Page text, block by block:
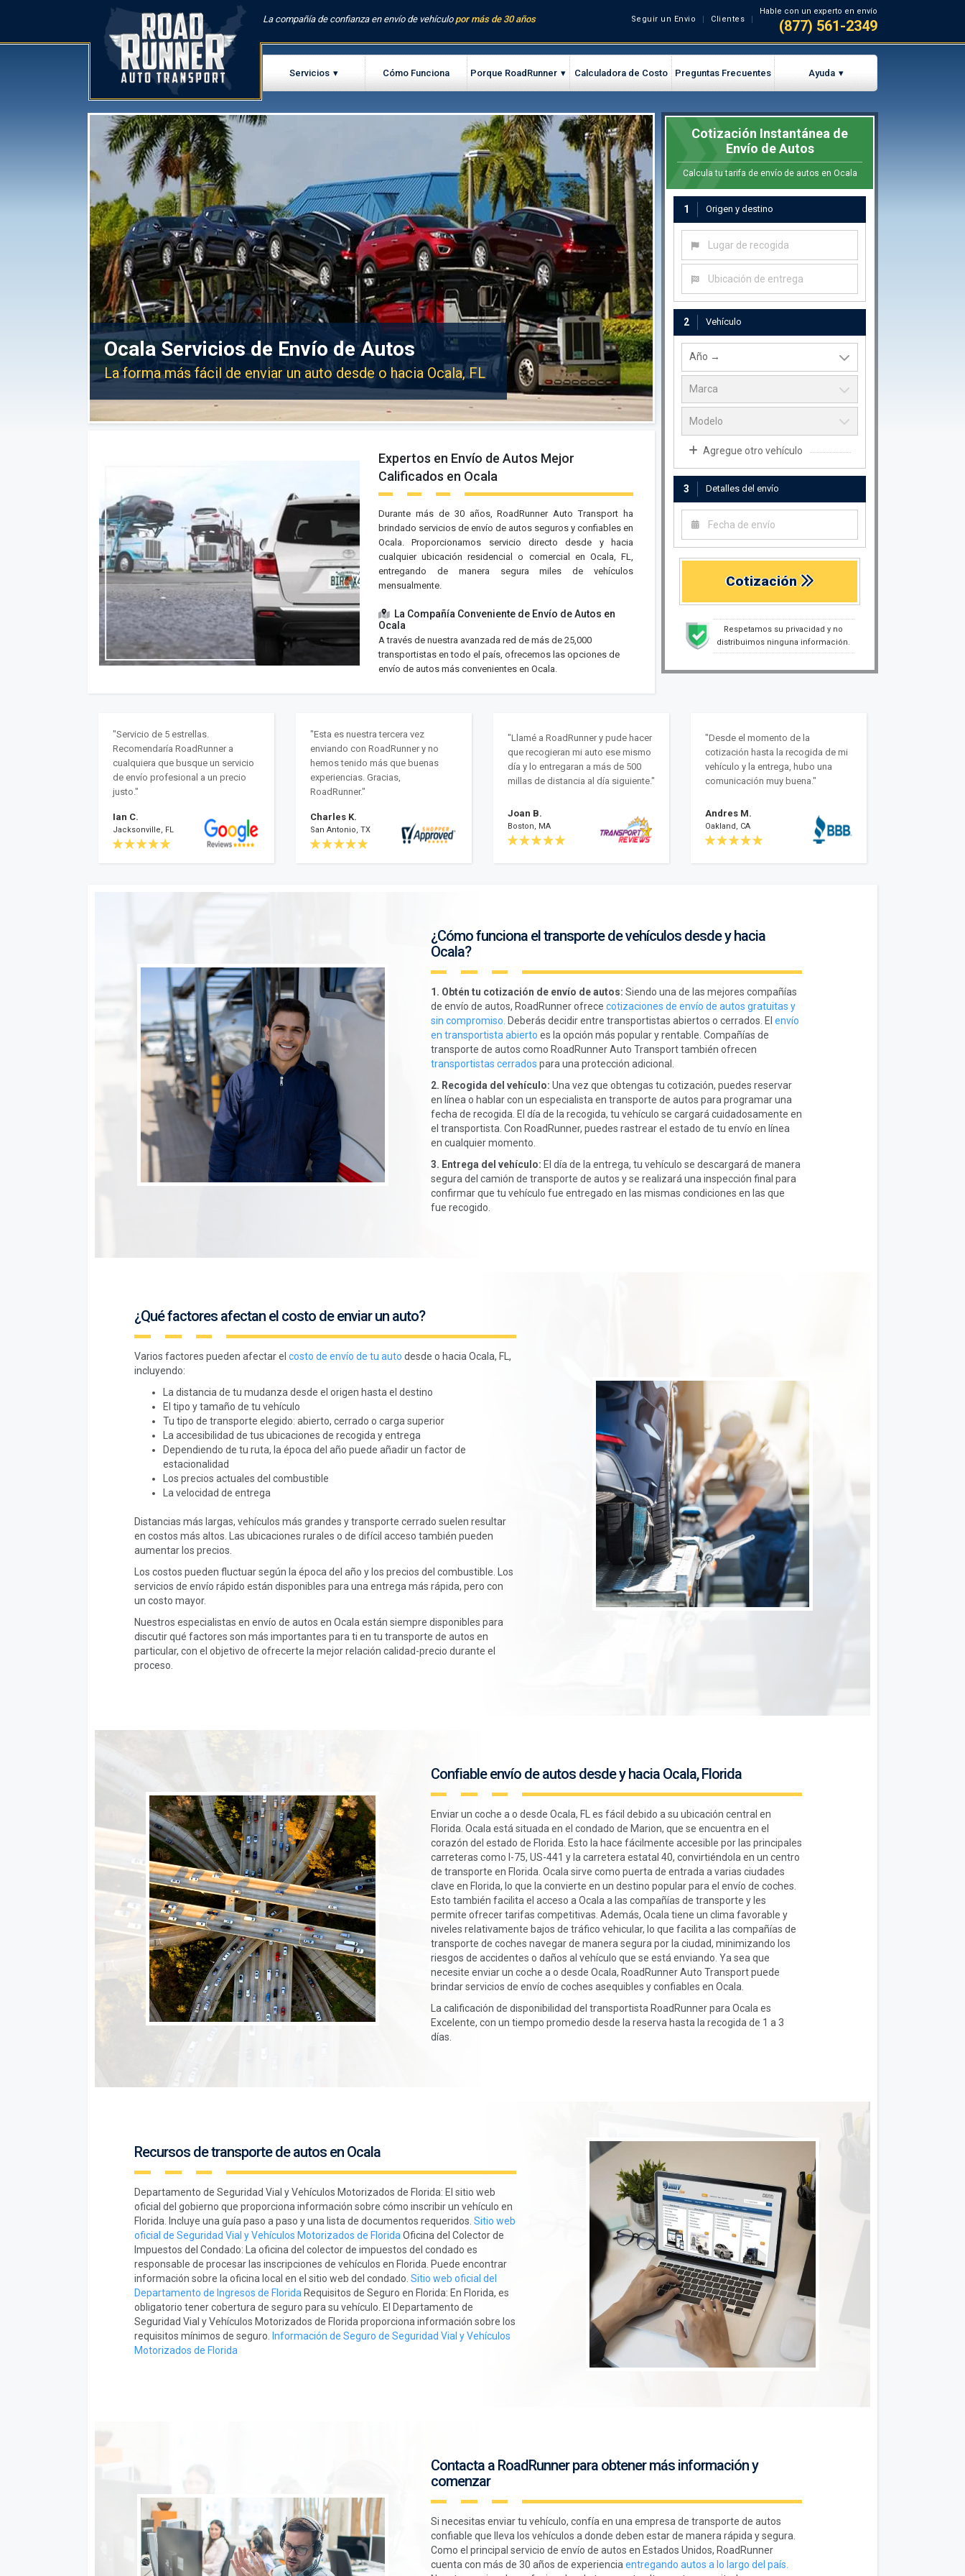
La compañía de confianza en envío de vehículopor más de 30 años Seguir un Envio Clientes
Hable con un experto en envío
(877) 561-2349
Servicios Cómo Funciona Porque RoadRunner Calculadora de Costo Preguntas Frecuentes Ayuda
Ocala Servicios de Envío de Autos
La forma más fácil de enviar un auto desde o hacia Ocala, FL
Expertos en Envío de Autos Mejor
Calificados en Ocala
Durante más de 30 años, RoadRunner Auto Transport ha
brindado servicios de envío de autos seguros y confiables en
Ocala. Proporcionamos servicio directo desde y hacia
cualquier ubicación residencial o comercial en Ocala, FL,
entregando de manera segura miles de vehículos
mensualmente.
La Compañía Conveniente de Envío de Autos en
Ocala
A través de nuestra avanzada red de más de 25,000
transportistas en todo el país, ofrecemos las opciones de
envío de autos más convenientes en Ocala.
Cotización Instantánea de
Envío de Autos
Calcula tu tarifa de envío de autos en Ocala
1 Origen y destino
Lugar de recogida
Ubicación de entrega
2 Vehículo
Agregue otro vehículo
3 Detalles del envío
Cotización
Respetamos su privacidad y no
distribuimos ninguna información.
"Servicio de 5 estrellas.
Recomendaría RoadRunner a
cualquiera que busque un servicio
de envío profesional a un precio
justo."
Ian C.
Jacksonville, FL
"Esta es nuestra tercera vez
enviando con RoadRunner y no
hemos tenido más que buenas
experiencias. Gracias,
RoadRunner."
Charles K.
San Antonio, TX
"Llamé a RoadRunner y pude hacer
que recogieran mi auto ese mismo
día y lo entregaran a más de 500
millas de distancia al día siguiente."
Joan B.
Boston, MA
"Desde el momento de la
cotización hasta la recogida de mi
vehículo y la entrega, hubo una
comunicación muy buena."
Andres M.
Oakland, CA
¿Cómo funciona el transporte de vehículos desde y hacia
Ocala?
1. Obtén tu cotización de envío de autos: Siendo una de las mejores compañías
de envío de autos, RoadRunner ofrece cotizaciones de envío de autos gratuitas y
sin compromiso. Deberás decidir entre transportistas abiertos o cerrados. El envío
en transportista abierto es la opción más popular y rentable. Compañías de
transporte de autos como RoadRunner Auto Transport también ofrecen
transportistas cerrados para una protección adicional.
2. Recogida del vehículo: Una vez que obtengas tu cotización, puedes reservar
en línea o hablar con un especialista en transporte de autos para programar una
fecha de recogida. El día de la recogida, tu vehículo se cargará cuidadosamente en
el transportista. Con RoadRunner, puedes rastrear el estado de tu envío en línea
en cualquier momento.
3. Entrega del vehículo: El día de la entrega, tu vehículo se descargará de manera
segura del camión de transporte de autos y se realizará una inspección final para
confirmar que tu vehículo fue entregado en las mismas condiciones en las que
fue recogido.
¿Qué factores afectan el costo de enviar un auto?
Varios factores pueden afectar el costo de envío de tu auto desde o hacia Ocala, FL,
incluyendo:
La distancia de tu mudanza desde el origen hasta el destino
El tipo y tamaño de tu vehículo
Tu tipo de transporte elegido: abierto, cerrado o carga superior
La accesibilidad de tus ubicaciones de recogida y entrega
Dependiendo de tu ruta, la época del año puede añadir un factor de
estacionalidad
Los precios actuales del combustible
La velocidad de entrega
Distancias más largas, vehículos más grandes y transporte cerrado suelen resultar
en costos más altos. Las ubicaciones rurales o de difícil acceso también pueden
aumentar los precios.
Los costos pueden fluctuar según la época del año y los precios del combustible. Los
servicios de envío rápido están disponibles para una entrega más rápida, pero con
un costo mayor.
Nuestros especialistas en envío de autos en Ocala están siempre disponibles para
discutir qué factores son más importantes para ti en tu transporte de autos en
particular, con el objetivo de ofrecerte la mejor relación calidad-precio durante el
proceso.
Confiable envío de autos desde y hacia Ocala, Florida
Enviar un coche a o desde Ocala, FL es fácil debido a su ubicación central en
Florida. Ocala está situada en el condado de Marion, que se encuentra en el
corazón del estado de Florida. Esto la hace fácilmente accesible por las principales
carreteras como I-75, US-441 y la carretera estatal 40, convirtiéndola en un centro
de transporte en Florida. Ocala sirve como puerta de entrada a varias ciudades
clave en Florida, lo que la convierte en un destino popular para el envío de coches.
Esto también facilita el acceso a Ocala a las compañías de transporte y les
permite ofrecer tarifas competitivas. Además, Ocala tiene un clima favorable y
niveles relativamente bajos de tráfico vehicular, lo que facilita a las compañías de
transporte de coches navegar de manera segura por la ciudad, minimizando los
riesgos de accidentes o daños al vehículo que se está enviando. Ya sea que
necesite enviar un coche a o desde Ocala, RoadRunner Auto Transport puede
brindar servicios de envío de coches asequibles y confiables en Ocala.
La calificación de disponibilidad del transportista RoadRunner para Ocala es
Excelente, con un tiempo promedio desde la reserva hasta la recogida de 1 a 3
días.
Recursos de transporte de autos en Ocala
Departamento de Seguridad Vial y Vehículos Motorizados de Florida: El sitio web
oficial del gobierno que proporciona información sobre cómo inscribir un vehículo en
Florida. Incluye una guía paso a paso y una lista de documentos requeridos. Sitio web
oficial de Seguridad Vial y Vehículos Motorizados de Florida Oficina del Colector de
Impuestos del Condado: La oficina del colector de impuestos del condado es
responsable de procesar las inscripciones de vehículos en Florida. Puede encontrar
información sobre la oficina local en el sitio web del condado. Sitio web oficial del
Departamento de Ingresos de Florida Requisitos de Seguro en Florida: En Florida, es
obligatorio tener cobertura de seguro para su vehículo. El Departamento de
Seguridad Vial y Vehículos Motorizados de Florida proporciona información sobre los
requisitos mínimos de seguro.
Información de Seguro de Seguridad Vial y Vehículos
Motorizados de Florida
Contacta a RoadRunner para obtener más información y
comenzar
Si necesitas enviar tu vehículo, confía en una empresa de transporte de autos
confiable que lleva los vehículos a donde deben estar de manera rápida y segura.
Como el principal servicio de envío de autos en Estados Unidos, RoadRunner
cuenta con más de 30 años de experiencia entregando autos a lo largo del país.